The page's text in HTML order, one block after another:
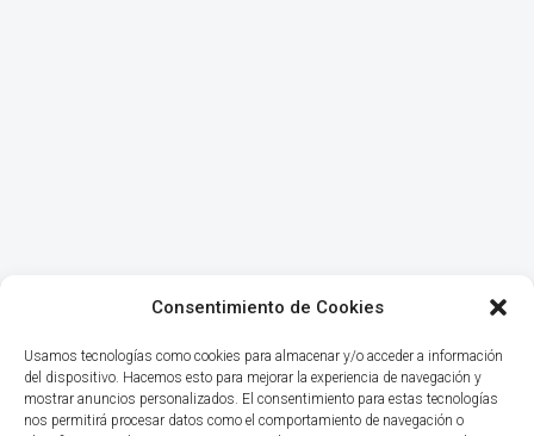
Consentimiento de Cookies
Usamos tecnologías como cookies para almacenar y/o acceder a información
del dispositivo. Hacemos esto para mejorar la experiencia de navegación y
mostrar anuncios personalizados. El consentimiento para estas tecnologías
nos permitirá procesar datos como el comportamiento de navegación o